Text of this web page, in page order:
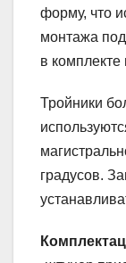
форму, что
монтажа
в
Тройники
градусов.